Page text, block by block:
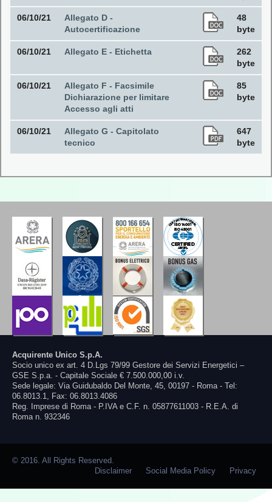
06/10/21
Allegato D -
Autocertificazione
48
byte
06/10/21 Allegato E - Etichetta
262
byte
06/10/21
Allegato F - Facsimile
Dichiarazione per limitare
Accesso agli atti
85
byte
06/10/21
Allegato G - Capitolato
tecnico
647
byte
Acquirente Unico S.p.A.
Socio unico ex art. 4 D.Lgs 79/99 Gestore dei Servizi Energetici –
GSE S.p.a. - Capitale Sociale € 7.500.000,00 i.v.
Sede legale: Via Guidubaldo Del Monte, 45, 00197 - Roma - Tel:
06.8013.1, Fax: 06.8013.4086
Reg. Imprese di Roma - P.IVA e C.F. n. 05877611003 - R.E.A. di
Roma n. 932346
© 2016. All Rights Reserved.
Disclaimer
Social Media Policy Privacy